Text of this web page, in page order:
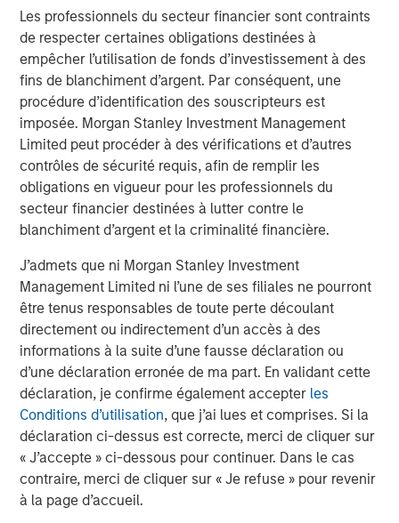
Les professionnels du secteur financier sont contraints
de respecter certaines obligations destinées à
empêcher l’utilisation de fonds d’investissement à des
fins de blanchiment d’argent. Par conséquent, une
procédure d’identification des souscripteurs est
imposée. Morgan Stanley Investment Management
Limited peut procéder à des vérifications et d’autres
contrôles de sécurité requis, afin de remplir les
obligations en vigueur pour les professionnels du
secteur financier destinées à lutter contre le
blanchiment d’argent et la criminalité financière.
J’admets que ni Morgan Stanley Investment
Management Limited ni l’une de ses filiales ne pourront
être tenus responsables de toute perte découlant
directement ou indirectement d’un accès à des
informations à la suite d’une fausse déclaration ou
d’une déclaration erronée de ma part. En validant cette
déclaration, je confirme également accepter les
Conditions d’utilisation, que j’ai lues et comprises. Si la
déclaration ci-dessus est correcte, merci de cliquer sur
« J’accepte » ci-dessous pour continuer. Dans le cas
contraire, merci de cliquer sur « Je refuse » pour revenir
à la page d’accueil.
The lower the bar, the fewer the number of companies that
outperformed the overall S&P 500 Index, indicating a higher
level of concentration for the year.
For illustrative purposes only. It is not possible to invest directly
in an index.
Source: FactSet as of December 31, 2024.
Valuations and subsequent returns
Often overlooked after a couple years of strong returns is
the fact that valuations matter. Display 2 underscores the
link between starting price-to-earnings (P/E) ratios and
future returns. The chart compares S&P 500 forward P/E
ratios with the index’s subsequent 10-year annualized
return. Historically, lower P/E ratios closer to 10x
corresponded with 10% to 20% gains over the following
decade. Higher P/Es correspond with weaker subsequent
returns. As of June 30, 2025, the S&P 500’s forward P/E
ratio was about 22.60, elevated from historical averages
of about 16.75 for the past 25 years.
Given today’s market concentration, recent policy
uncertainty and volatility, we think implied future returns
for the S&P 500 over the next 10 years may likely trend